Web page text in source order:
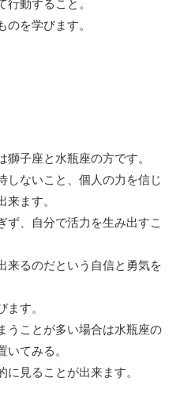
行動すること。
を学びます。
子座と水瓶座の方です。
しないこと、個人の力を信じ
ます。
ず、自分で活力を生み出すこ
来るのだという自信と勇気を
す。
うことが多い場合は水瓶座の
てみる。
見ることが出来ます。